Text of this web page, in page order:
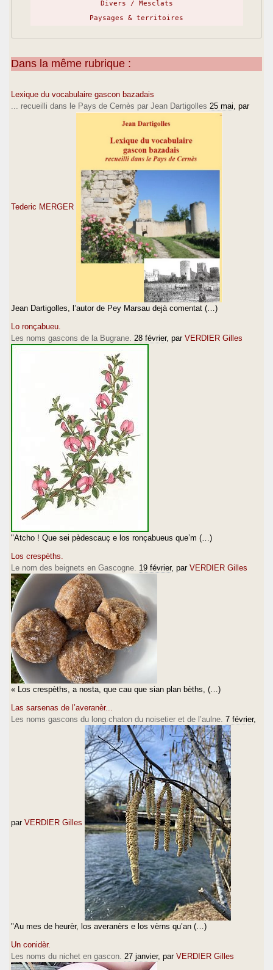
Divers / Mesclats
Paysages & territoires
Dans la même rubrique :
Lexique du vocabulaire gascon bazadais
... recueilli dans le Pays de Cernès par Jean Dartigolles 25 mai , par
Tederic MERGER
Jean Dartigolles, l’autor de Pey Marsau dejà comentat (…)
Lo ronçabueu.
Les noms gascons de la Bugrane. 28 février, par VERDIER Gilles
"Atcho ! Que sei pèdescauç e los ronçabueus que’m (…)
Los crespèths.
Le nom des beignets en Gascogne. 19 février, par VERDIER Gilles
« Los crespèths, a nosta, que cau que sian plan bèths, (…)
Las sarsenas de l’averanèr...
Les noms gascons du long chaton du noisetier et de l’aulne. 7 février,
par VERDIER Gilles
"Au mes de heurèr, los averanèrs e los vèrns qu’an (…)
Un conidèr.
Les noms du nichet en gascon. 27 janvier, par VERDIER Gilles